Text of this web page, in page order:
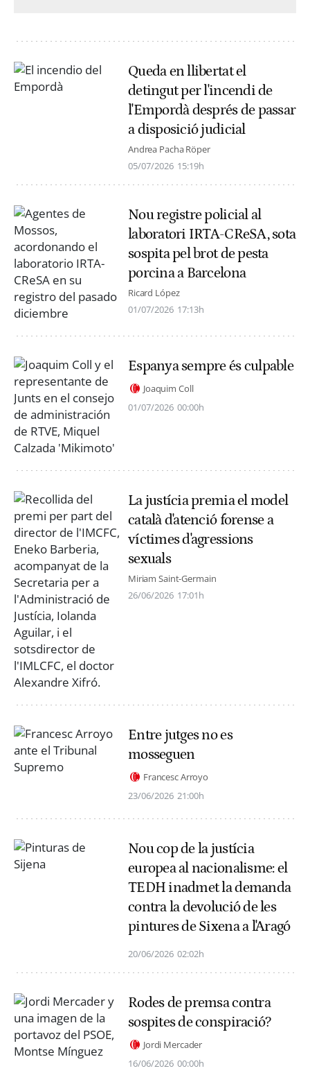
Queda en llibertat el
detingut per l'incendi de
l'Empordà després de passar
a disposició judicial
Andrea Pacha Röper
05/07/2026 15:19h
Nou registre policial al
laboratori IRTA-CReSA, sota
sospita pel brot de pesta
porcina a Barcelona
Ricard López
01/07/2026 17:13h
Espanya sempre és culpable
Joaquim Coll
01/07/2026 00:00h
La justícia premia el model
català d'atenció forense a
víctimes d'agressions
sexuals
Miriam Saint-Germain
26/06/2026 17:01h
Entre jutges no es
mosseguen
Francesc Arroyo
23/06/2026 21:00h
Nou cop de la justícia
europea al nacionalisme: el
TEDH inadmet la demanda
contra la devolució de les
pintures de Sixena a l'Aragó
20/06/2026 02:02h
Rodes de premsa contra
sospites de conspiració?
Jordi Mercader
16/06/2026 00:00h